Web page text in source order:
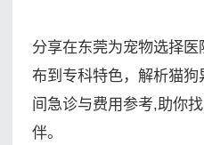
分享在东莞为宠物选择
布到专科特色，解析猫
间急诊与费用参考,助你
伴。